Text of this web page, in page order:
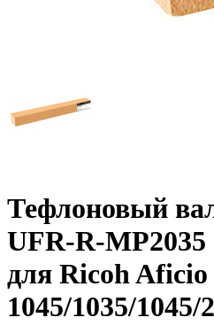
Тефлоновый
UFR-R-MP2035
для Ricoh Aficio
1045/1035/1045/